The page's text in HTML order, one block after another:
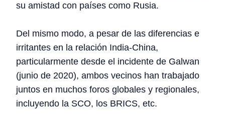
su amistad con países como Rusia.
Del mismo modo, a pesar de las diferencias e
irritantes en la relación India-China,
particularmente desde el incidente de Galwan
(junio de 2020), ambos vecinos han trabajado
juntos en muchos foros globales y regionales,
incluyendo la SCO, los BRICS, etc.